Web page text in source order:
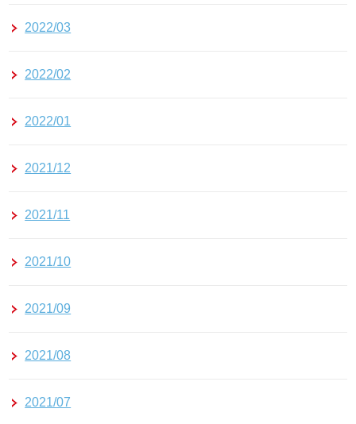
2022/03
2022/02
2022/01
2021/12
2021/11
2021/10
2021/09
2021/08
2021/07